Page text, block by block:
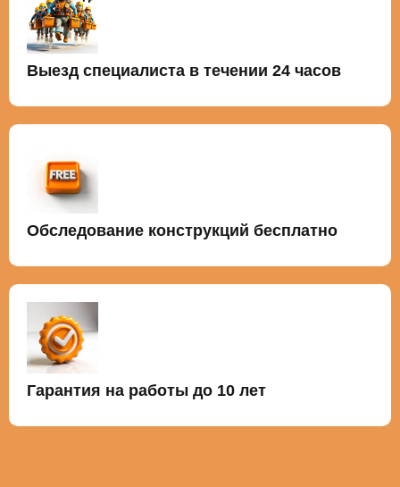
Выезд специалиста в течении 24 часов
Обследование конструкций бесплатно
Гарантия на работы до 10 лет